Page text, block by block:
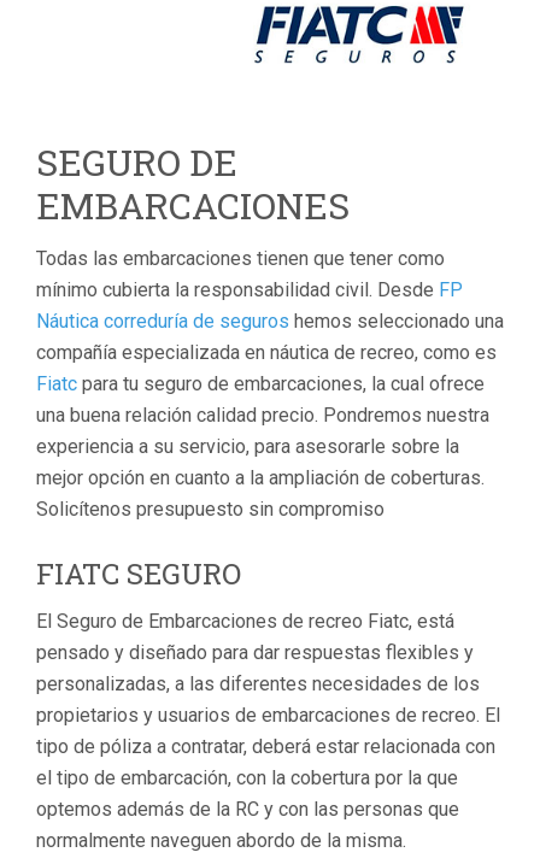
SEGURO DE
EMBARCACIONES
Todas las embarcaciones tienen que tener como
mínimo cubierta la responsabilidad civil. Desde FP
Náutica correduría de seguros hemos seleccionado una
compañía especializada en náutica de recreo, como es
Fiatc para tu seguro de embarcaciones, la cual ofrece
una buena relación calidad precio. Pondremos nuestra
experiencia a su servicio, para asesorarle sobre la
mejor opción en cuanto a la ampliación de coberturas.
Solicítenos presupuesto sin compromiso
FIATC SEGURO
El Seguro de Embarcaciones de recreo Fiatc, está
pensado y diseñado para dar respuestas flexibles y
personalizadas, a las diferentes necesidades de los
propietarios y usuarios de embarcaciones de recreo. El
tipo de póliza a contratar, deberá estar relacionada con
el tipo de embarcación, con la cobertura por la que
optemos además de la RC y con las personas que
normalmente naveguen abordo de la misma.